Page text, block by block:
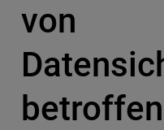
von
betroffen